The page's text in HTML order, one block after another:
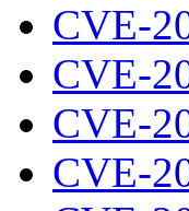
CVE-
CVE-
CVE-
CVE-